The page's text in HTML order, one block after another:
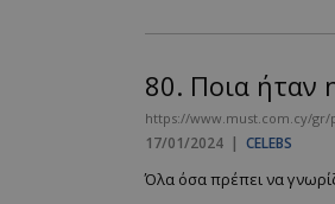
80. Ποια ήταν
https://www.must.com.cy/
17/01/2024 | CELEBS
Όλα όσα πρέπει να